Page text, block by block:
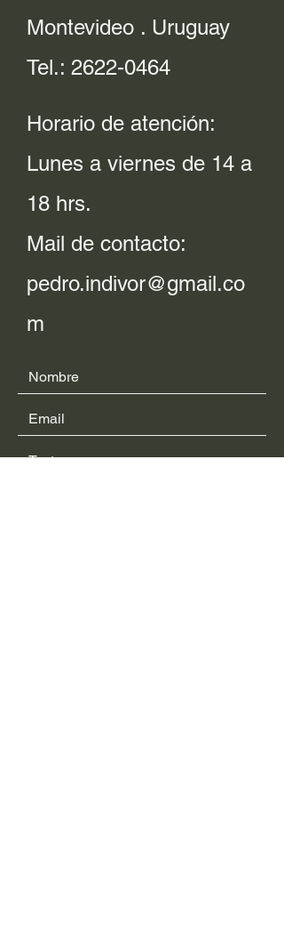
Montevideo . Uruguay
Tel.: 2622-0464
Horario de atención:
Lunes a viernes de 14 a
18 hrs.
Mail de contacto:
pedro.indivor@gmail.co
m